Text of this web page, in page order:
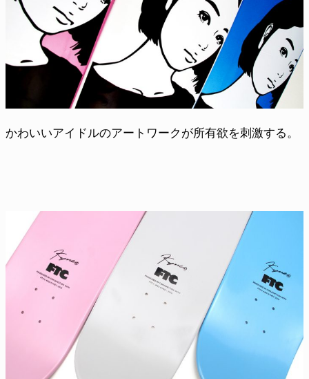
かわいいアイドルのアートワークが所有欲を刺激する。